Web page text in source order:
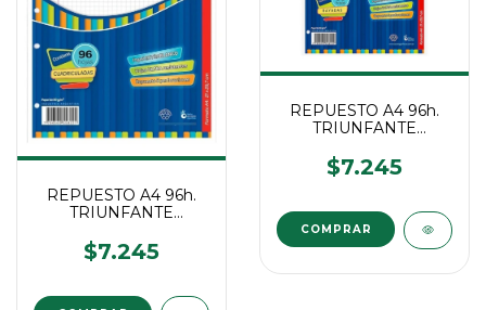
REPUESTO A4 96h.
TRIUNFANTE
$7.245
REPUESTO A4 96h.
TRIUNFANTE
$7.245